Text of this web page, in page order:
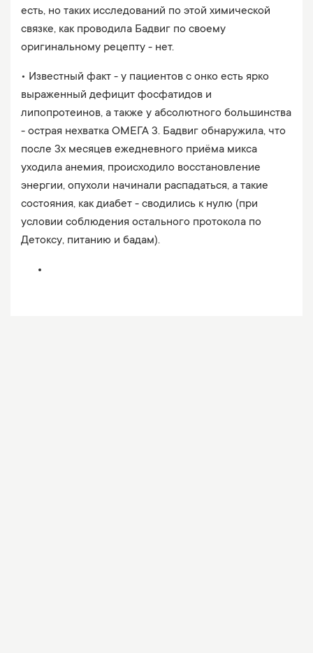
есть, но таких исследований по этой химической
связке, как проводила Бадвиг по своему
оригинальному рецепту - нет.
• Известный факт - у пациентов с онко есть ярко
выраженный дефицит фосфатидов и
липопротеинов, а также у абсолютного большинства
- острая нехватка ОМЕГА 3. Бадвиг обнаружила, что
после 3х месяцев ежедневного приёма микса
уходила анемия, происходило восстановление
энергии, опухоли начинали распадаться, а такие
состояния, как диабет - сводились к нулю (при
условии соблюдения остального протокола по
Детоксу, питанию и бадам).